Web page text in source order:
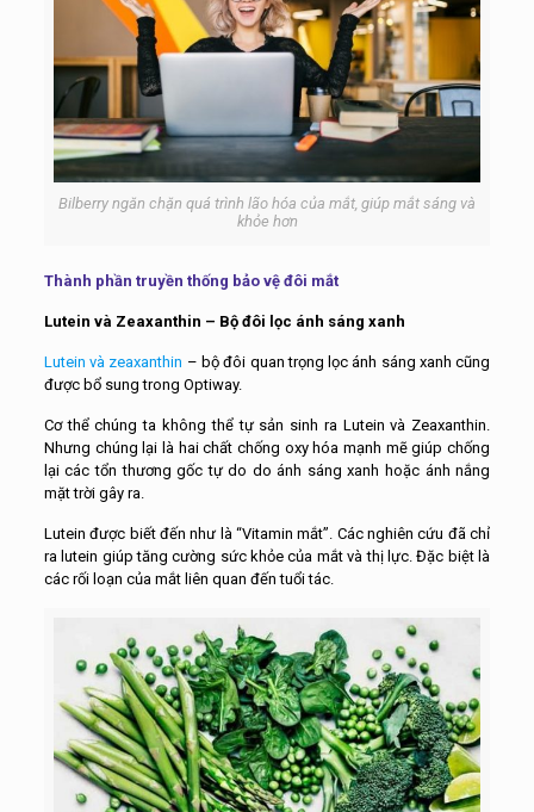
Bilberry ngăn chặn quá trình lão hóa của mắt, giúp mắt sáng và
khỏe hơn
Thành phần truyền thống bảo vệ đôi mắt
Lutein và Zeaxanthin – Bộ đôi lọc ánh sáng xanh
Lutein và zeaxanthin – bộ đôi quan trọng lọc ánh sáng xanh cũng
được bổ sung trong Optiway.
Cơ thể chúng ta không thể tự sản sinh ra Lutein và Zeaxanthin.
Nhưng chúng lại là hai chất chống oxy hóa mạnh mẽ giúp chống
lại các tổn thương gốc tự do do ánh sáng xanh hoặc ánh nắng
mặt trời gây ra.
Lutein được biết đến như là “Vitamin mắt”. Các nghiên cứu đã chỉ
ra lutein giúp tăng cường sức khỏe của mắt và thị lực. Đặc biệt là
các rối loạn của mắt liên quan đến tuổi tác.